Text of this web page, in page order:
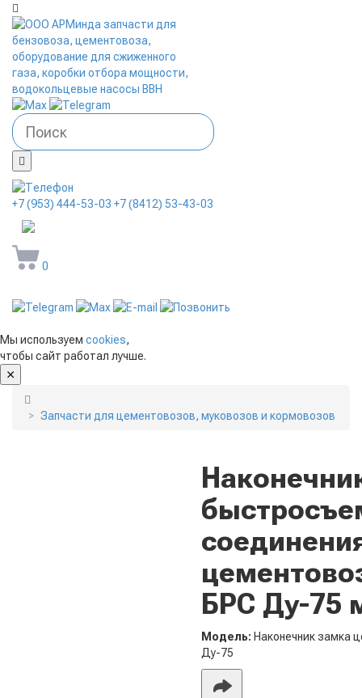
+7 (953) 444-53-03 +7 (8412) 53-43-03
0
Мы используем cookies,
чтобы сайт работал лучше.
Запчасти для цементовозов, муковозов и кормовозов
БРС Ду-75
Модель: Наконечник замка
Ду-75